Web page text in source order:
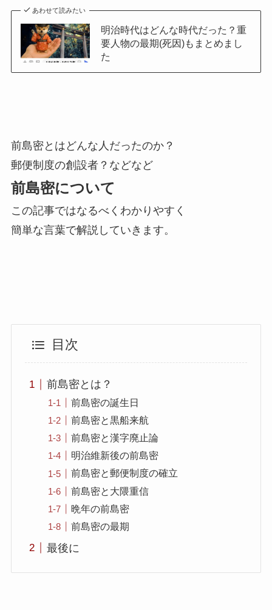
あわせて読みたい
明治時代はどんな時代だった？重
要人物の最期(死因)もまとめまし
た
前島密とはどんな人だったのか？
郵便制度の創設者？などなど
前島密について
この記事ではなるべくわかりやすく
簡単な言葉で解説していきます。
目次
前島密とは？
前島密の誕生日
前島密と黒船来航
前島密と漢字廃止論
明治維新後の前島密
前島密と郵便制度の確立
前島密と大隈重信
晩年の前島密
前島密の最期
最後に